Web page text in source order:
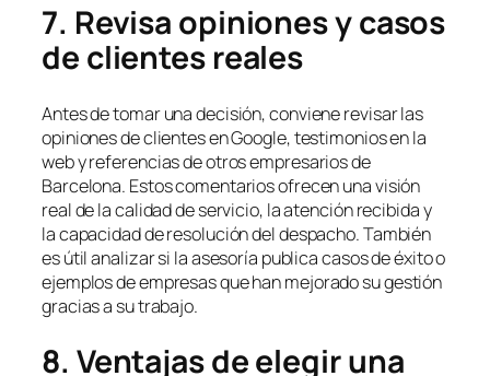
7. Revisa opiniones y casos
de clientes reales
Antes de tomar una decisión, conviene revisar las
opiniones de clientes en Google, testimonios en la
web y referencias de otros empresarios de
Barcelona. Estos comentarios ofrecen una visión
real de la calidad de servicio, la atención recibida y
la capacidad de resolución del despacho. También
es útil analizar si la asesoría publica casos de éxito o
ejemplos de empresas que han mejorado su gestión
gracias a su trabajo.
8. Ventajas de elegir una